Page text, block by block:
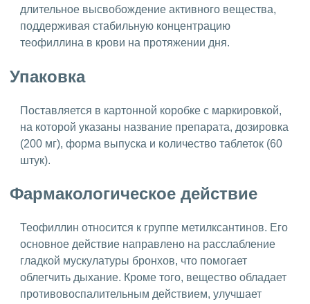
длительное высвобождение активного вещества,
поддерживая стабильную концентрацию
теофиллина в крови на протяжении дня.
Упаковка
Поставляется в картонной коробке с маркировкой,
на которой указаны название препарата, дозировка
(200 мг), форма выпуска и количество таблеток (60
штук).
Фармакологическое действие
Теофиллин относится к группе метилксантинов. Его
основное действие направлено на расслабление
гладкой мускулатуры бронхов, что помогает
облегчить дыхание. Кроме того, вещество обладает
противовоспалительным действием, улучшает